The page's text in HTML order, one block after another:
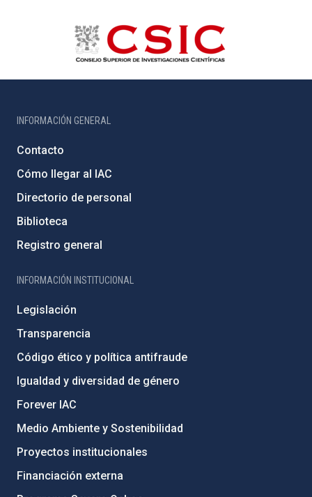
INFORMACIÓN GENERAL
Contacto
Cómo llegar al IAC
Directorio de personal
Biblioteca
Registro general
INFORMACIÓN INSTITUCIONAL
Legislación
Transparencia
Código ético y política antifraude
Igualdad y diversidad de género
Forever IAC
Medio Ambiente y Sostenibilidad
Proyectos institucionales
Financiación externa